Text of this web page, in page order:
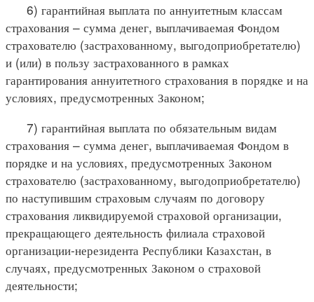
6) гарантийная выплата по аннуитетным классам
страхования – сумма денег, выплачиваемая Фондом
страхователю (застрахованному, выгодоприобретателю)
и (или) в пользу застрахованного в рамках
гарантирования аннуитетного страхования в порядке и на
условиях, предусмотренных Законом;
7) гарантийная выплата по обязательным видам
страхования – сумма денег, выплачиваемая Фондом в
порядке и на условиях, предусмотренных Законом
страхователю (застрахованному, выгодоприобретателю)
по наступившим страховым случаям по договору
страхования ликвидируемой страховой организации,
прекращающего деятельность филиала страховой
организации-нерезидента Республики Казахстан, в
случаях, предусмотренных Законом о страховой
деятельности;